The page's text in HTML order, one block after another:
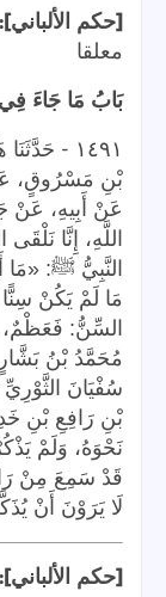
[حكم الألباني]:
معلقا
بَابُ مَا جَاءَ
١٤٩١ -
بْنِ مَسْرُوقٍ،
عَنْ أَبِيهِ، عَنْ
اللَّهِ، إِنَّا
النَّبِيُّ ﷺ: «مَا
مَا لَمْ يَكُنْ
السِّنُّ: فَعَظْمٌ،
مُحَمَّدُ بْنُ
سُفْيَانَ
بْنِ رَافِعِ بْنِ
نَحْوَهُ، وَلَمْ
قَدْ سَمِعَ مِنْ
لَا يَرَوْنَ أَنْ
[حكم الألباني]: